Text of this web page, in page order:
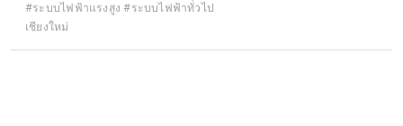
จำนวน ๑ โครงการ ด้วยวิธีประกวดราคาอิเล็กทรอนิกส์ (e-
bidding)
#ระบบไฟฟ้าแรงสูง #ระบบไฟฟ้าทั่วไป
เชียงใหม่